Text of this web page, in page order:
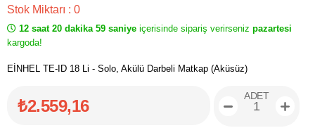
Stok Miktarı : 0
12 saat 20 dakika 59 saniye içerisinde sipariş verirseniz pazartesi
kargoda!
EİNHEL TE-ID 18 Li - Solo, Akülü Darbeli Matkap (Aküsüz)
₺2.559,16
ADET